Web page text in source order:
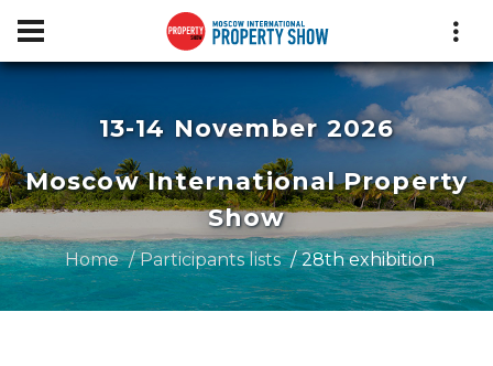
13-14 November 2026
Moscow International Property
Show
Home Participants lists 28th exhibition